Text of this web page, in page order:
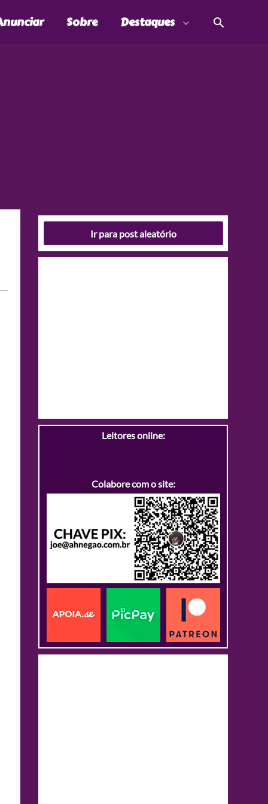
Sobre Destaques
Ir para post aleatório
Leitores online:
Colabore com o site: